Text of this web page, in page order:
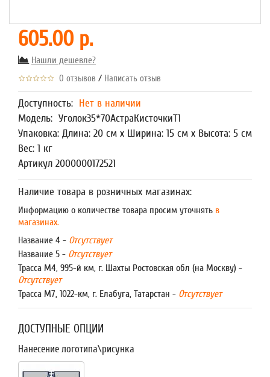
605.00 р.
Нашли дешевле?
0 отзывов / Написать отзыв
Доступность: Нет в наличии
Модель: Уголок35*70АстраКисточкиТ1
Упаковка: Длина: 20 см x Ширина: 15 см x Высота: 5 см
Вес: 1 кг
Артикул 2000000172521
Наличие товара в розничных магазинах:
Информацию о количестве товара просим уточнять в
магазинах.
Название 4 - Отсутствует
Название 5 - Отсутствует
Трасса М4, 995-й км, г. Шахты Ростовская обл (на Москву) -
Отсутствует
Трасса М7, 1022-км, г. Елабуга, Татарстан - Отсутствует
ДОСТУПНЫЕ ОПЦИИ
Нанесение логотипа\рисунка